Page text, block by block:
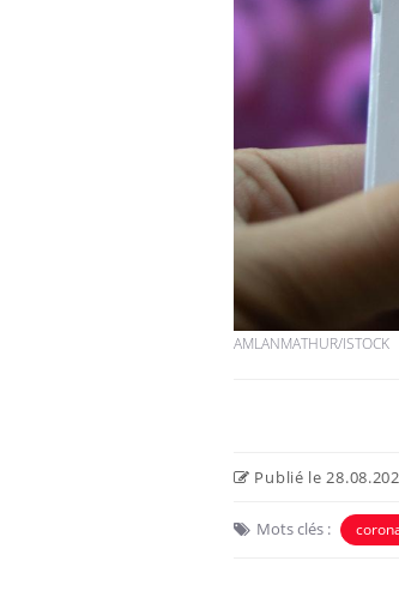
AMLANMATHUR/ISTOCK
Publié le
Mots clés :